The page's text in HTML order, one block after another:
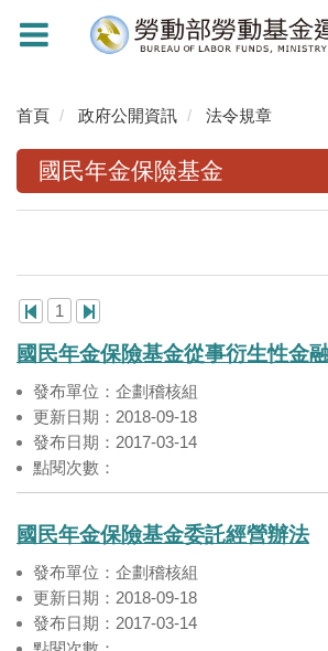
Toggle
navigation
首頁 政府公開資訊 法令規章
國民年金保險基金
1
發布單位：企劃稽核組
更新日期：2018-09-18
發布日期：2017-03-14
點閱次數：
國民年金保險基金委託經營辦法
發布單位：企劃稽核組
更新日期：2018-09-18
發布日期：2017-03-14